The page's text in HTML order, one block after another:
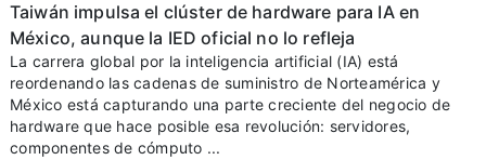
Taiwán impulsa el clúster de hardware para IA en
México, aunque la IED oficial no lo refleja
La carrera global por la inteligencia artificial (IA) está
reordenando las cadenas de suministro de Norteamérica y
México está capturando una parte creciente del negocio de
hardware que hace posible esa revolución: servidores,
componentes de cómputo ...